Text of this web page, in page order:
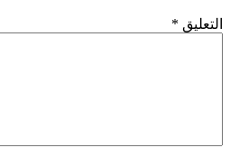
التعليق *